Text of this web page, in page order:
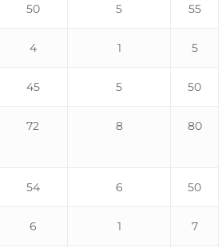
50 5 55
4 1 5
45 5 50
72 8 80
54 6 50
6 1 7